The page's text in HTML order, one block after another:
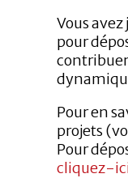
Vous avez
pour
Pour en
projets
Pour
cliquez-